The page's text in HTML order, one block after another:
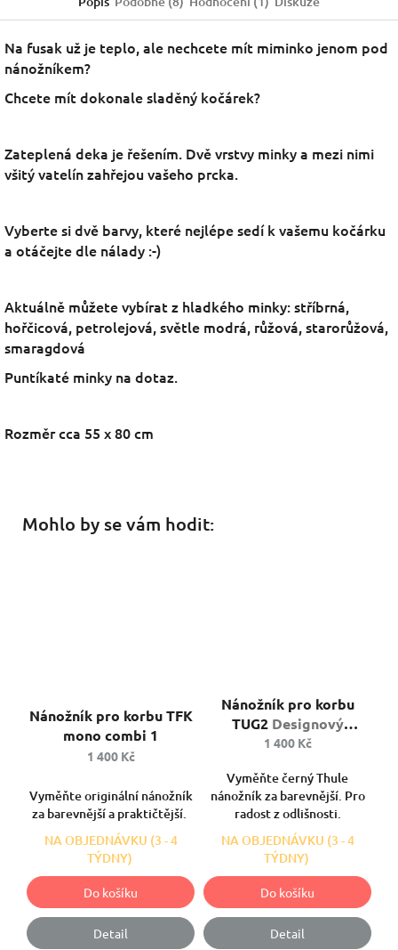
Na fusak už je teplo, ale nechcete mít miminko jenom pod
nánožníkem?
Chcete mít dokonale sladěný kočárek?
Zateplená deka je řešením. Dvě vrstvy minky a mezi nimi
všitý vatelín zahřejou vašeho prcka.
Vyberte si dvě barvy, které nejlépe sedí k vašemu kočárku
a otáčejte dle nálady :-)
Aktuálně můžete vybírat z hladkého minky: stříbrná,
hořčicová, petrolejová, světle modrá, růžová, starorůžová,
smaragdová
Puntíkaté minky na dotaz.
Rozměr cca 55 x 80 cm
Mohlo by se vám hodit:
hodnocení
produktu
5,0
5
hvězdiček.
Nánožník pro korbu TFK
mono combi 1
1 400 Kč
Vyměňte originální nánožník
za barevnější a praktičtější.
NA OBJEDNÁVKU (3 - 4
TÝDNY)
Do košíku
Detail
hodnocení
produktu
je
z
5
hvězdiček.
Nánožník pro korbu
TUG2 Designový
nánožník na korbu
1 400 Kč
Vyměňte černý Thule
nánožník za barevnější. Pro
radost z odlišnosti.
NA OBJEDNÁVKU (3 - 4
TÝDNY)
Do košíku
Detail